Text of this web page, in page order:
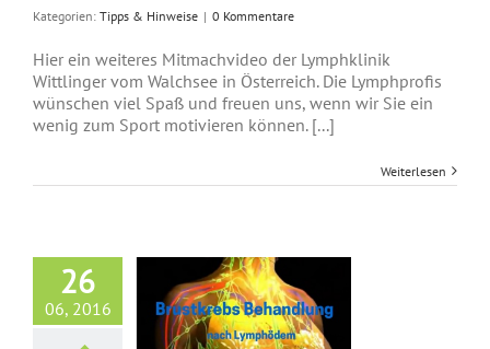
Kategorien: Tipps & Hinweise | 0 Kommentare
Hier ein weiteres Mitmachvideo der Lymphklinik
Wittlinger vom Walchsee in Österreich. Die Lymphprofis
wünschen viel Spaß und freuen uns, wenn wir Sie ein
wenig zum Sport motivieren können. [...]
Weiterlesen
26
06, 2016
Behandlung